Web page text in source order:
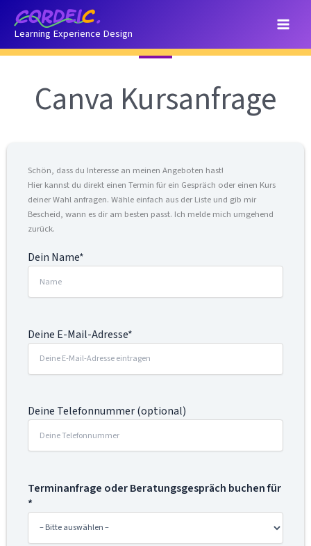
Inhalt
springenLearning Experience Design
Canva Kursanfrage
Schön, dass du Interesse an meinen Angeboten hast!
Hier kannst du direkt einen Termin für ein Gespräch oder einen Kurs
deiner Wahl anfragen. Wähle einfach aus der Liste und gib mir
Bescheid, wann es dir am besten passt. Ich melde mich umgehend
zurück.
Dein Name*
Deine E-Mail-Adresse*
Deine Telefonnummer (optional)
Terminanfrage oder Beratungsgespräch buchen für
*